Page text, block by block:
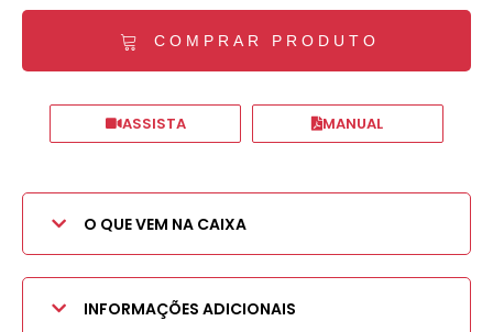
COMPRAR PRODUTO
ASSISTA MANUAL
O QUE VEM NA CAIXA
INFORMAÇÕES ADICIONAIS